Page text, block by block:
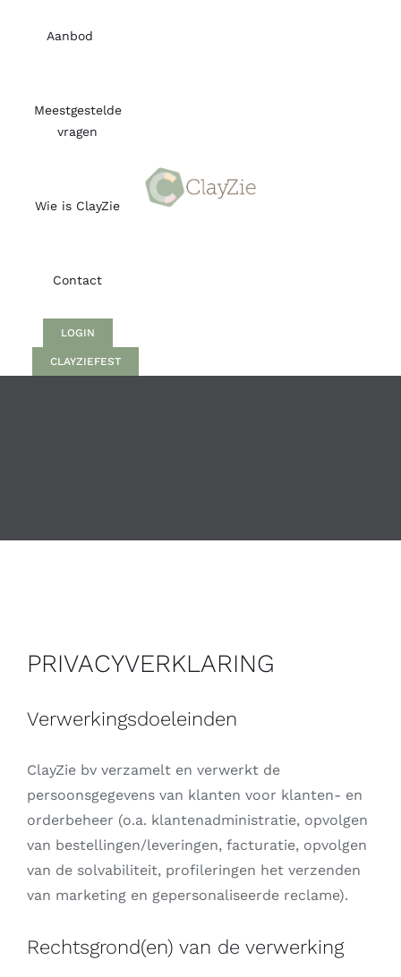
Aanbod
Meestgestelde
vragen
Wie is ClayZie
Contact
LOGIN
CLAYZIEFEST
PRIVACYVERKLARING
Verwerkingsdoeleinden
ClayZie bv verzamelt en verwerkt de
persoonsgegevens van klanten voor klanten- en
orderbeheer (o.a. klantenadministratie, opvolgen
van bestellingen/leveringen, facturatie, opvolgen
van de solvabiliteit, profileringen het verzenden
van marketing en gepersonaliseerde reclame).
Rechtsgrond(en) van de verwerking